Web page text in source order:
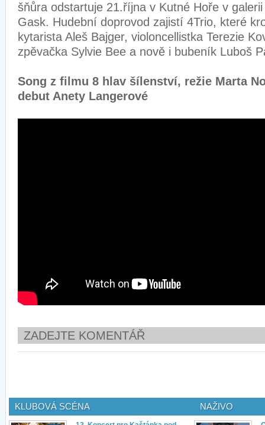
šňůra odstartuje 21.října v Kutné Hoře v
Gask. Hudební doprovod zajistí 4Trio, které
kytarista Aleš Bajger, violoncellistka Terezie
zpěvačka Sylvie Bee a nově i bubeník Luboš
Song z filmu 8 hlav šílenství, režie Marta
debut Anety Langerové
ZADEJTE KOMENTÁŘ
KLUBOVÁ SCÉNA NAŽIVO